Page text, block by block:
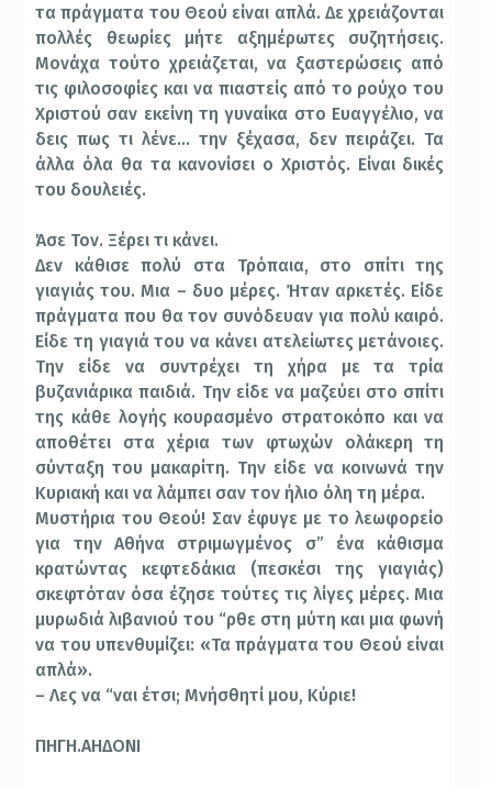
τα πράγματα του Θεού είναι απλά. Δε χρειάζονται
πολλές θεωρίες μήτε αξημέρωτες συζητήσεις.
Μονάχα τούτο χρειάζεται, να ξαστερώσεις από
τις φιλοσοφίες και να πιαστείς από το ρούχο του
Χριστού σαν εκείνη τη γυναίκα στο Ευαγγέλιο, να
δεις πως τι λένε… την ξέχασα, δεν πειράζει. Τα
άλλα όλα θα τα κανονίσει ο Χριστός. Είναι δικές
του δουλειές.
Άσε Τον. Ξέρει τι κάνει.
Δεν κάθισε πολύ στα Τρόπαια, στο σπίτι της
γιαγιάς του. Μια – δυο μέρες. Ήταν αρκετές. Είδε
πράγματα που θα τον συνόδευαν για πολύ καιρό.
Είδε τη γιαγιά του να κάνει ατελείωτες μετάνοιες.
Την είδε να συντρέχει τη χήρα με τα τρία
βυζανιάρικα παιδιά. Την είδε να μαζεύει στο σπίτι
της κάθε λογής κουρασμένο στρατοκόπο και να
αποθέτει στα χέρια των φτωχών ολάκερη τη
σύνταξη του μακαρίτη. Την είδε να κοινωνά την
Κυριακή και να λάμπει σαν τον ήλιο όλη τη μέρα.
Μυστήρια του Θεού! Σαν έφυγε με το λεωφορείο
για την Αθήνα στριμωγμένος σ” ένα κάθισμα
κρατώντας κεφτεδάκια (πεσκέσι της γιαγιάς)
σκεφτόταν όσα έζησε τούτες τις λίγες μέρες. Μια
μυρωδιά λιβανιού του “ρθε στη μύτη και μια φωνή
να του υπενθυμίζει: «Τα πράγματα του Θεού είναι
απλά».
– Λες να “ναι έτσι; Μνήσθητί μου, Κύριε!
ΠΗΓΗ.ΑΗΔΟΝΙ